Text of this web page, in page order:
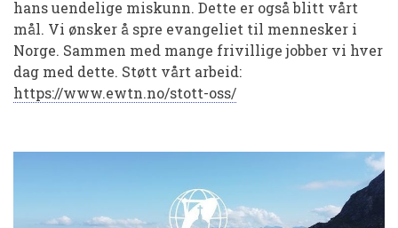
hans uendelige miskunn. Dette er også blitt vårt
mål. Vi ønsker å spre evangeliet til mennesker i
Norge. Sammen med mange frivillige jobber vi hver
dag med dette. Støtt vårt arbeid:
https://www.ewtn.no/stott-oss/